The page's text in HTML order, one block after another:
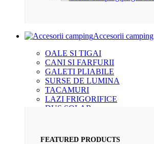
Accesorii camping
OALE SI TIGAI
CANI SI FARFURII
GALETI PLIABILE
SURSE DE LUMINA
TACAMURI
LAZI FRIGORIFICE
DUS SOLAR
FEATURED PRODUCTS